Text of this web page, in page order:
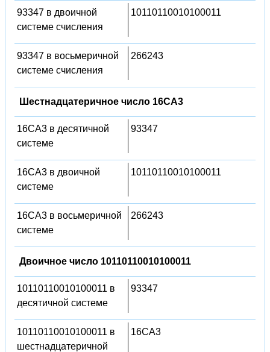
93347 в двоичной
системе счисления
10110110010100011
93347 в восьмеричной
системе счисления
266243
Шестнадцатеричное число 16CA3
16CA3 в десятичной
системе
93347
16CA3 в двоичной
системе
10110110010100011
16CA3 в восьмеричной
системе
266243
Двоичное число 10110110010100011
10110110010100011 в
десятичной системе
93347
10110110010100011 в
шестнадцатеричной
16CA3